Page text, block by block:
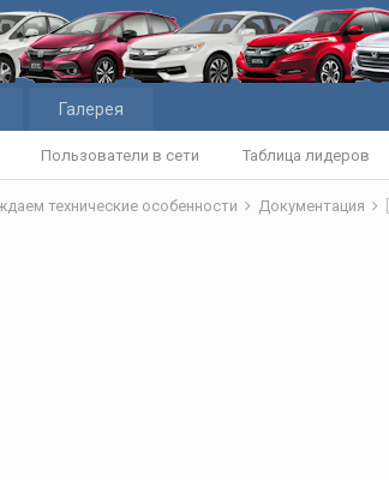
Пользователи в сети Таблица лидеров
Галерея
технические особенности Документация